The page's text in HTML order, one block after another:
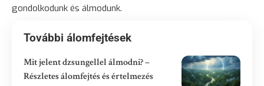
gondolkodunk és álmodunk.
További álomfejtések
Mit jelent dzsungellel álmodni? –
Részletes álomfejtés és értelmezés